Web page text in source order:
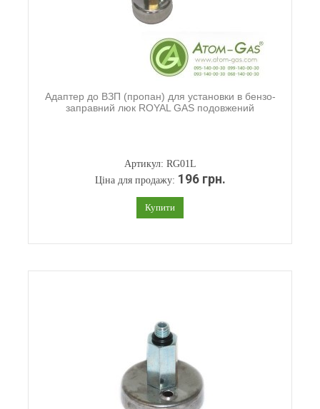
Адаптер до ВЗП (пропан) для установки в бензо-
заправний люк ROYAL GAS подовжений
Артикул: RG01L
Ціна для продажу: 196 грн.
Купити